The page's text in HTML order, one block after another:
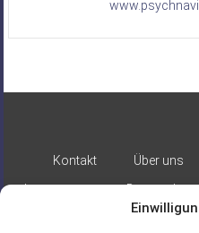
Kontakt Über uns
Impressum
Datenschutz